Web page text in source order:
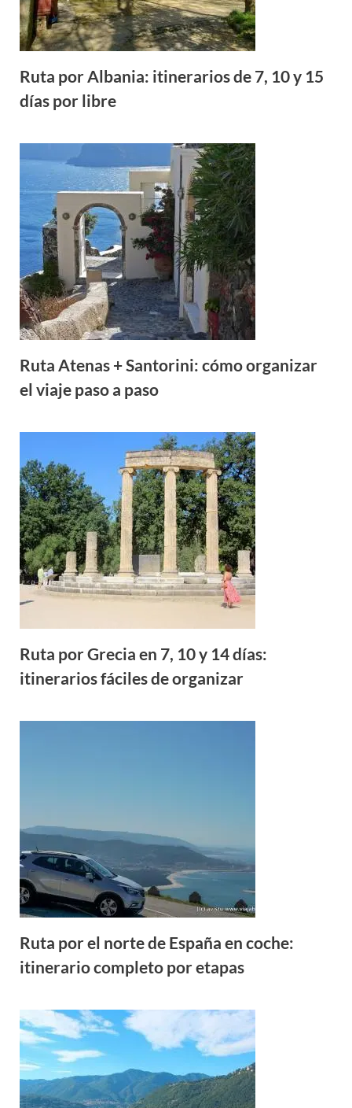
Ruta por Albania: itinerarios de 7, 10 y 15
días por libre
Ruta Atenas + Santorini: cómo organizar
el viaje paso a paso
Ruta por Grecia en 7, 10 y 14 días:
itinerarios fáciles de organizar
Ruta por el norte de España en coche:
itinerario completo por etapas